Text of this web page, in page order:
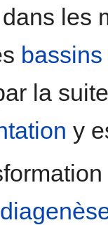
les
bassins
la
y